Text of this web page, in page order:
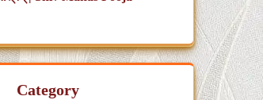
Category